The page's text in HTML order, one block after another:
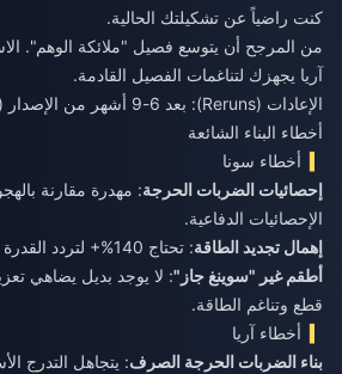
كنت راضياً عن تشكيلتك الحالية.
من المرجح أن يتوسع فصيل "ملائكة الوهم".
آريا يجهزك لتناغمات الفصيل القادمة.
الإعادات (Reruns): بعد 6-9 أشهر من الإصدار (أواخر 2026).
أخطاء البناء الشائعة
أخطاء سونا
إحصائيات الضربات الحرجة: مهدرة مقارنة
الإحصائيات الدفاعية.
إهمال تجديد الطاقة: تحتاج 140%+ لتردد القدرة القصوى المثالي.
أطقم غير "سوينغ جاز"
قطع وتناغم الطاقة.
أخطاء آريا
بناء الضربات الحرجة الصرف: يتجاهل التدرج